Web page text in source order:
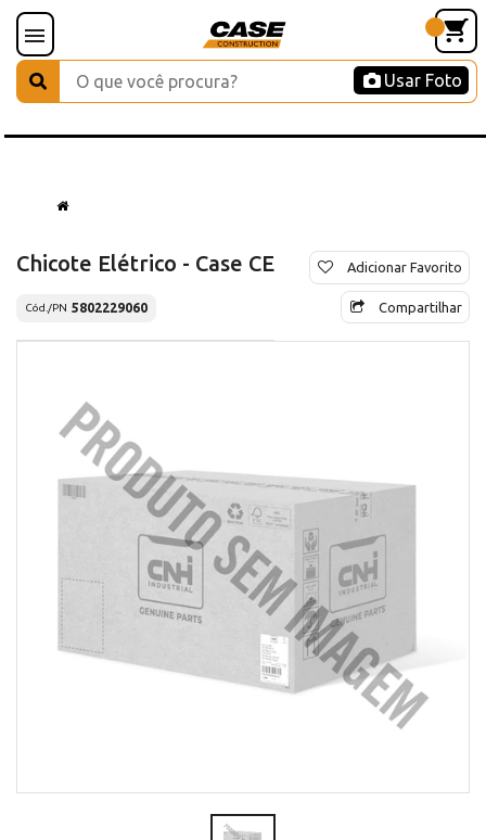
Usar Foto
Chicote Elétrico - Case CE
Cód./PN 5802229060
Adicionar Favorito
Compartilhar